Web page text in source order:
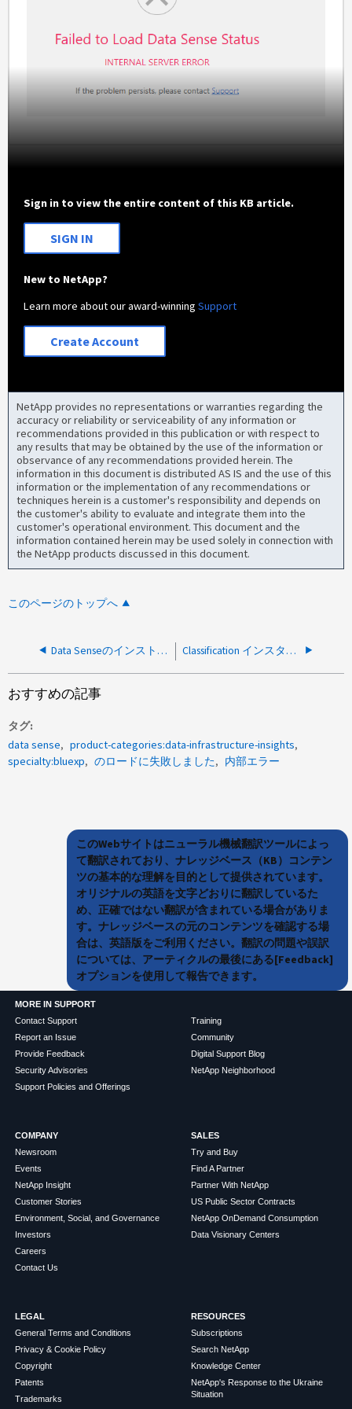
Sign in to view the entire content of this KB article.
SIGN IN
New to NetApp?
Learn more about our award-winningSupport
Create Account
NetApp provides no representations or warranties regarding the
accuracy or reliability or serviceability of any information or
recommendations provided in this publication or with respect to
any results that may be obtained by the use of the information or
observance of any recommendations provided herein. The
information in this document is distributed AS IS and the use of this
information or the implementation of any recommendations or
techniques herein is a customer's responsibility and depends on
the customer's ability to evaluate and integrate them into the
customer's operational environment. This document and the
information contained herein may be used solely in connection with
the NetApp products discussed in this document.
このページのトップへ
Data Senseのインストールに失敗しました。SSL：certificate_verify_failed Classification インスタンスをインストールできませんでした
おすすめの記事
タグ
data sense
product-categories:data-infrastructure-insights
specialty:bluexp
のロードに失敗しました 内部エラー
このWebサイトはニューラル機械翻訳ツールによっ
て翻訳されており、ナレッジベース（KB）コンテン
ツの基本的な理解を目的として提供されています。
オリジナルの英語を文字どおりに翻訳しているた
め、正確ではない翻訳が含まれている場合がありま
す。ナレッジベースの元のコンテンツを確認する場
合は、英語版をご利用ください。翻訳の問題や誤訳
については、アーティクルの最後にある[Feedback]
オプションを使用して報告できます。
MORE IN SUPPORT
Contact Support
Report an Issue
Provide Feedback
Security Advisories
Support Policies and Offerings
Training
Community
Digital Support Blog
NetApp Neighborhood
COMPANY
Newsroom
Events
NetApp Insight
Customer Stories
Environment, Social, and Governance
Investors
Careers
Contact Us
SALES
Try and Buy
Find A Partner
Partner With NetApp
US Public Sector Contracts
NetApp OnDemand Consumption
Data Visionary Centers
LEGAL
General Terms and Conditions
Privacy & Cookie Policy
Copyright
Patents
Trademarks
RESOURCES
Subscriptions
Search NetApp
Knowledge Center
NetApp's Response to the Ukraine
Situation